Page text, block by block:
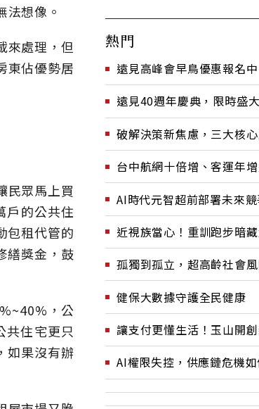
想像。
來處理，但
東佔優勢居
民眾馬上買
戶的公共住
包租代管的
繕獎金，鼓
，公
住宅更只
如果沒有辦
熱門
遠見高峰會早鳥優惠報名中
遠見40週年慶典，限時盛
破解決策新焦慮，三大核
台中航網十倍增、客運年
AI時代元智超前部署未來
近視族當心！重訓跑步暗
孤獨到孤立，超高齡社會
健保大數據守護全民健康
讓支付更懂生活！玉山開
AI權限失控，供應鏈危機